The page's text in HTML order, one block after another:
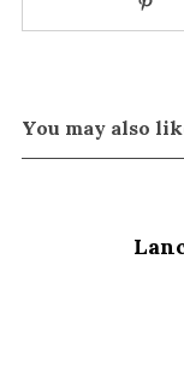
You may also
: